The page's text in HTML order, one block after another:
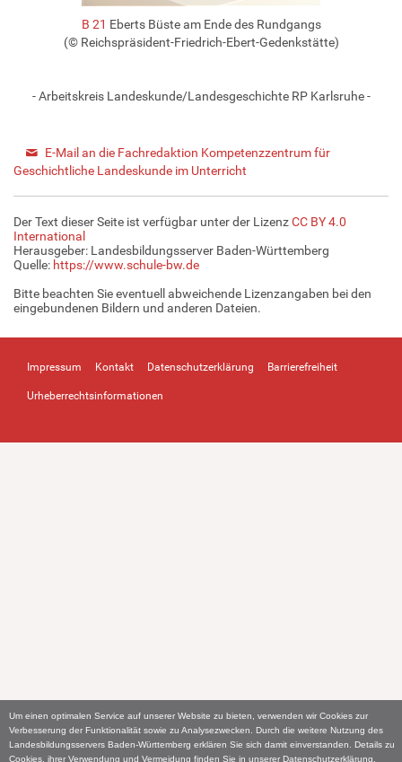
Um einen optimalen Service auf unserer Website zu bieten, verwenden wir Cookies zur
Verbesserung der Funktionalität sowie zu Analysezwecken. Durch die weitere Nutzung des
Landesbildungsservers Baden-Württemberg erklären Sie sich damit einverstanden. Details zu
Cookies, ihrer Verwendung und Vermeidung finden Sie in unserer Datenschutzerklärung
B 21 Eberts Büste am Ende des Rundgangs
(© Reichspräsident-Friedrich-Ebert-Gedenkstätte)
- Arbeitskreis Landeskunde/Landesgeschichte RP Karlsruhe -
E-Mail an die Fachredaktion Kompetenzzentrum für
Geschichtliche Landeskunde im Unterricht
Der Text dieser Seite ist verfügbar unter der LizenzCC BY 4.0
International
Herausgeber: Landesbildungsserver Baden-Württemberg
Quelle: https://www.schule-bw.de
Bitte beachten Sie eventuell abweichende Lizenzangaben bei den
eingebundenen Bildern und anderen Dateien.
Impressum Kontakt Datenschutzerklärung Barrierefreiheit
Urheberrechtsinformationen